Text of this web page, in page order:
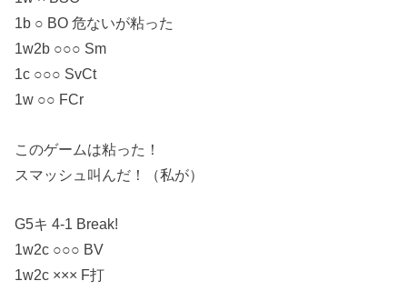
1b ○ BO 危ないが粘った
1w2b ○○○ Sm
1c ○○○ SvCt
1w ○○ FCr
このゲームは粘った！
スマッシュ叫んだ！（私が）
G5キ 4-1 Break!
1w2c ○○○ BV
1w2c ××× F打